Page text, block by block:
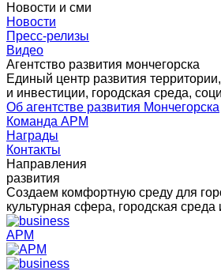
Новости и сми
Новости
Пресс-релизы
Видео
Агентство развития мончегорска
Единый центр развития
и инвестиции, городская среда,
Об агентстве развития Мончегорска
Команда АРМ
Награды
Контакты
Направления
развития
Создаем комфортную среду для
культурная сфера, городская среда
АРМ